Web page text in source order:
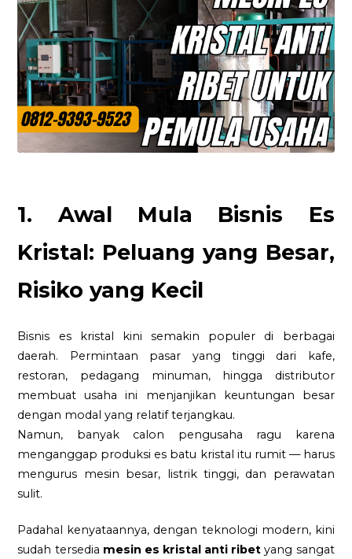
1. Awal Mula Bisnis Es
Kristal: Peluang yang Besar,
Risiko yang Kecil
Bisnis es kristal kini semakin populer di berbagai
daerah. Permintaan pasar yang tinggi dari kafe,
restoran, pedagang minuman, hingga distributor
membuat usaha ini menjanjikan keuntungan besar
dengan modal yang relatif terjangkau.
Namun, banyak calon pengusaha ragu karena
menganggap produksi es batu kristal itu rumit — harus
mengurus mesin besar, listrik tinggi, dan perawatan
sulit.
Padahal kenyataannya, dengan teknologi modern, kini
sudah tersedia mesin es kristal anti ribet yang sangat